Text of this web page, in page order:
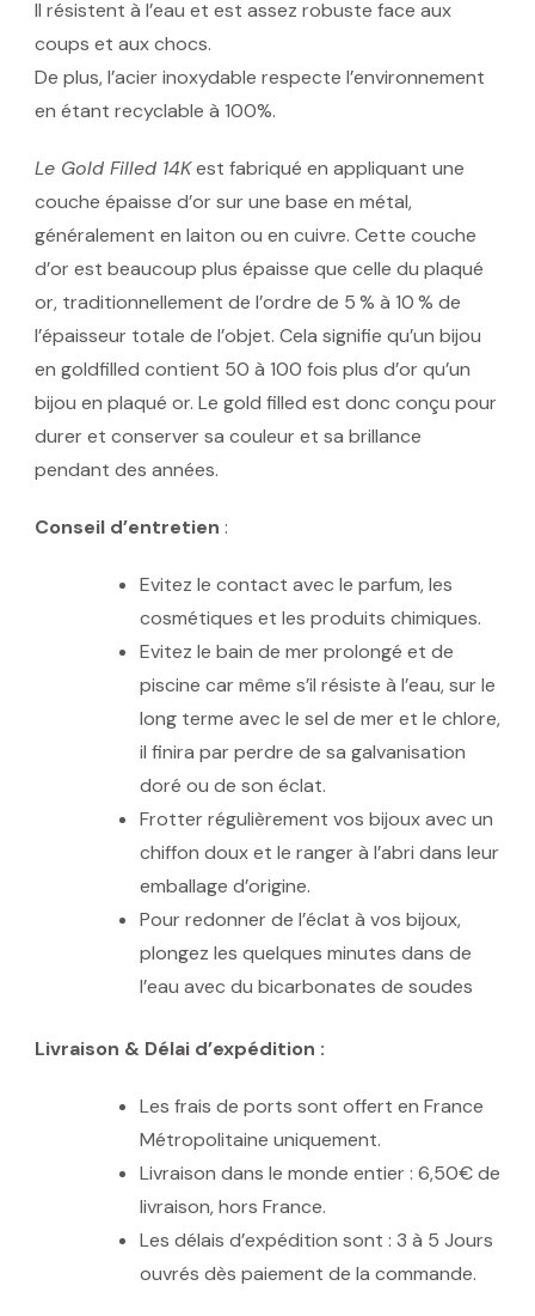
Il résistent à l’eau et est assez robuste face aux
coups et aux chocs.
De plus, l’acier inoxydable respecte l’environnement
en étant recyclable à 100%.
Le Gold Filled 14Kest fabriqué en appliquant une
couche épaisse d’or sur une base en métal,
généralement en laiton ou en cuivre. Cette couche
d’or est beaucoup plus épaisse que celle du plaqué
or, traditionnellement de l’ordre de 5 % à 10 % de
l’épaisseur totale de l’objet. Cela signifie qu’un bijou
en goldfilled contient 50 à 100 fois plus d’or qu’un
bijou en plaqué or. Le gold filled est donc conçu pour
durer et conserver sa couleur et sa brillance
pendant des années.
Conseil d’entretien :
Evitez le contact avec le parfum, les
cosmétiques et les produits chimiques.
Evitez le bain de mer prolongé et de
piscine car même s’il résiste à l’eau, sur le
long terme avec le sel de mer et le chlore,
il finira par perdre de sa galvanisation
doré ou de son éclat.
Frotter régulièrement vos bijoux avec un
chiffon doux et le ranger à l’abri dans leur
emballage d’origine.
Pour redonner de l’éclat à vos bijoux,
plongez les quelques minutes dans de
l’eau avec du bicarbonates de soudes
Livraison & Délai d’expédition :
Les frais de ports sont offert en France
Métropolitaine uniquement.
Livraison dans le monde entier : 6,50€ de
livraison, hors France.
Les délais d’expédition sont : 3 à 5 Jours
ouvrés dès paiement de la commande.